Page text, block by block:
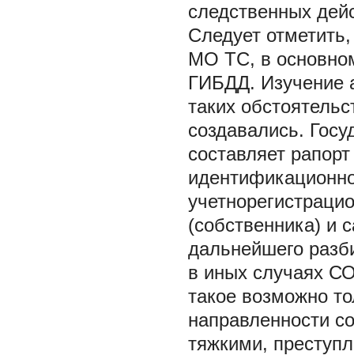
следственных
Следует
МО ТС, в
ГИБДД. Изучение
таких
создавались.
составляет
(собственника) и
дальнейшего
в иных случаях
такое возможно
направленности
тяжкими,